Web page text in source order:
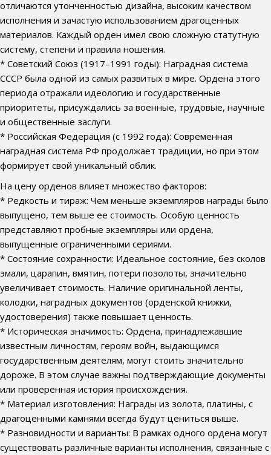
отличаются утонченностью дизайна, высоким качеством
исполнения и зачастую использованием драгоценных
материалов. Каждый орден имел свою сложную статутную
систему, степени и правила ношения.
* Советский Союз (1917–1991 годы): Наградная система
СССР была одной из самых развитых в мире. Ордена этого
периода отражали идеологию и государственные
приоритеты, присуждались за военные, трудовые, научные
и общественные заслуги.
* Российская Федерация (с 1992 года): Современная
наградная система РФ продолжает традиции, но при этом
формирует свой уникальный облик.
На цену орденов влияет множество факторов:
* Редкость и тираж: Чем меньше экземпляров награды было
выпущено, тем выше ее стоимость. Особую ценность
представляют пробные экземпляры или ордена,
выпущенные ограниченными сериями.
* Состояние сохранности: Идеальное состояние, без сколов
эмали, царапин, вмятин, потери позолоты, значительно
увеличивает стоимость. Наличие оригинальной ленты,
колодки, наградных документов (орденской книжки,
удостоверения) также повышает ценность.
* Историческая значимость: Ордена, принадлежавшие
известным личностям, героям войн, выдающимся
государственным деятелям, могут стоить значительно
дороже. В этом случае важны подтверждающие документы
или проверенная история происхождения.
* Материал изготовления: Награды из золота, платины, с
драгоценными камнями всегда будут цениться выше.
* Разновидности и варианты: В рамках одного ордена могут
существовать различные варианты исполнения, связанные с